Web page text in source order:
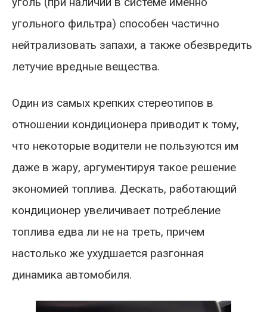
угольного фильтра) способен частично
нейтрализовать запахи, а также обезвредить
летучие вредные вещества.
Один из самых крепких стереотипов в
отношении кондиционера приводит к тому,
что некоторые водители не пользуются им
даже в жару, аргументируя такое решение
экономией топлива. Дескать, работающий
кондиционер увеличивает потребление
топлива едва ли не на треть, причем
настолько же ухудшается разгонная
динамика автомобиля.